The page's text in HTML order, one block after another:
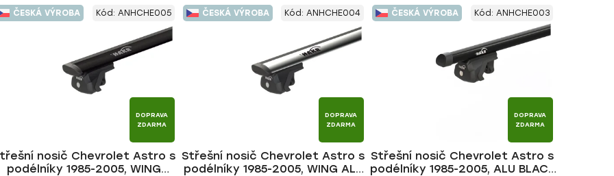
n
í
o
d
u
k
t
ČESKÁ VÝROBA
DOPRAVA
ZDARMA
nosič Chevrolet Astro s
podélníky 1985-2005, WING
Kód: ANHCHE005 ČESKÁ VÝROBA
DOPRAVA
ZDARMA
Střešní nosič Chevrolet Astro s
podélníky 1985-2005, WING ALU
Kód: ANHCHE004 ČESKÁ VÝROBA
DOPRAVA
ZDARMA
Střešní nosič Chevrolet Astro s
podélníky 1985-2005, ALU BLACK
Kód: ANHCHE003